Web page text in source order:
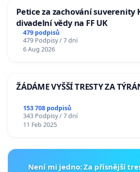
Petice za zachování suverenity
divadelní vědy na FF UK
479 podpisů
479 Podpisy / 7 dní
6 Aug 2026
ŽÁDÁME VYŠŠÍ TRESTY ZA
153 708 podpisů
343 Podpisy / 7 dní
11 Feb 2025
Není mi jedno: Za přísnější